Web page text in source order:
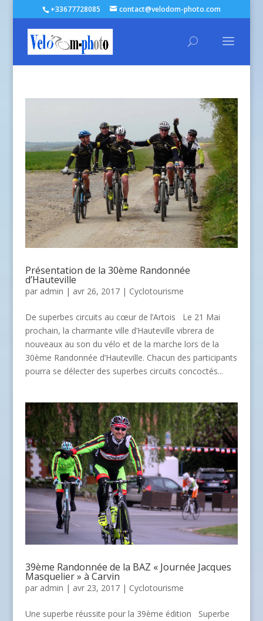
+33677728085 contact@velodom-photo.com
Présentation de la 30ème Randonnée
d’Hauteville
par admin | avr 26, 2017 | Cyclotourisme
De superbes circuits au cœur de l’Artois Le 21 Mai
prochain, la charmante ville d’Hauteville vibrera de
nouveaux au son du vélo et de la marche lors de la
30ème Randonnée d’Hauteville. Chacun des participants
pourra se délecter des superbes circuits concoctés...
39ème Randonnée de la BAZ « Journée Jacques
Masquelier » à Carvin
par admin | avr 23, 2017 | Cyclotourisme
Une superbe réussite pour la 39ème édition Superbe